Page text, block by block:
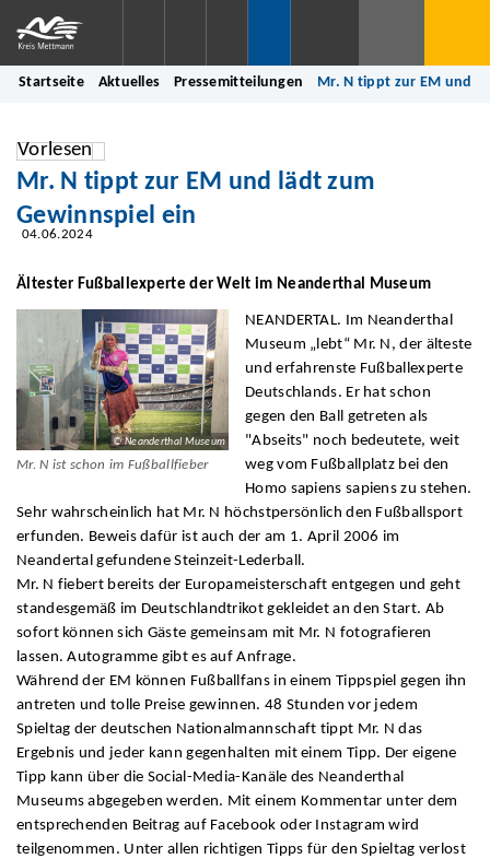
Startseite Aktuelles Pressemitteilungen Mr. N tippt zur EM und
Vorlesen
Mr. N tippt zur EM und lädt zum
Gewinnspiel ein
04.06.2024
Ältester Fußballexperte der Welt im Neanderthal Museum
© Neanderthal Museum
Mr. N ist schon im Fußballfieber
NEANDERTAL. Im Neanderthal
Museum „lebt“ Mr. N, der älteste
und erfahrenste Fußballexperte
Deutschlands. Er hat schon
gegen den Ball getreten als
"Abseits" noch bedeutete, weit
weg vom Fußballplatz bei den
Homo sapiens sapiens zu stehen.
Sehr wahrscheinlich hat Mr. N höchstpersönlich den Fußballsport
erfunden. Beweis dafür ist auch der am 1. April 2006 im
Neandertal gefundene Steinzeit-Lederball.
Mr. N fiebert bereits der Europameisterschaft entgegen und geht
standesgemäß im Deutschlandtrikot gekleidet an den Start. Ab
sofort können sich Gäste gemeinsam mit Mr. N fotografieren
lassen. Autogramme gibt es auf Anfrage.
Während der EM können Fußballfans in einem Tippspiel gegen ihn
antreten und tolle Preise gewinnen. 48 Stunden vor jedem
Spieltag der deutschen Nationalmannschaft tippt Mr. N das
Ergebnis und jeder kann gegenhalten mit einem Tipp. Der eigene
Tipp kann über die Social-Media-Kanäle des Neanderthal
Museums abgegeben werden. Mit einem Kommentar unter dem
entsprechenden Beitrag auf Facebook oder Instagram wird
teilgenommen. Unter allen richtigen Tipps für den Spieltag verlost